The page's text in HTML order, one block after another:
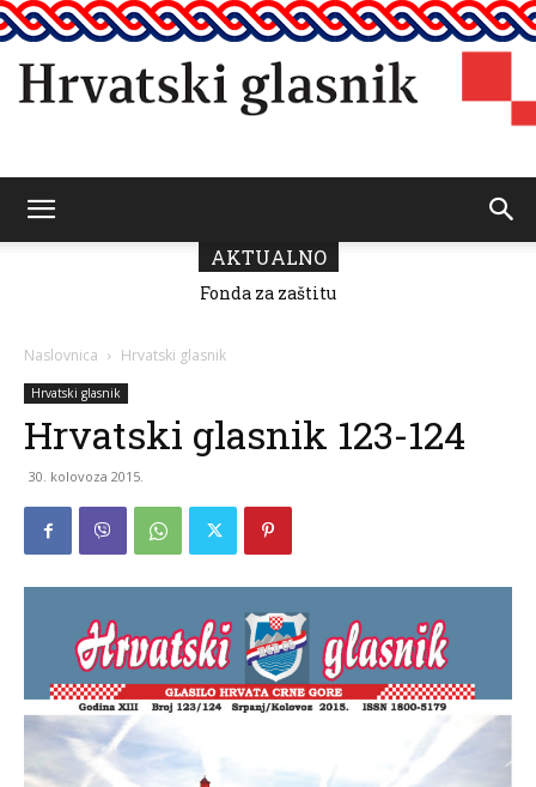
AKTUALNO
Fonda za zaštitu
prava donio
2026.
Naslovnica Hrvatski glasnik
Hrvatski glasnik
Hrvatski glasnik 123-124
30. kolovoza 2015.